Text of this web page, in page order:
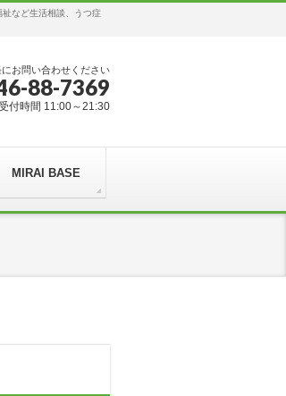
など生活相談、うつ症
にお問い合わせください
88-7369
付時間 11:00～21:30
MIRAI BASE